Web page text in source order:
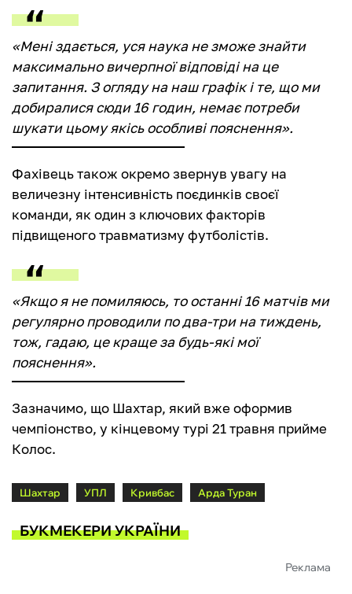
«Мені здається, уся наука не зможе знайти
максимально вичерпної відповіді на це
запитання. З огляду на наш графік і те, що ми
добиралися сюди 16 годин, немає потреби
шукати цьому якісь особливі пояснення».
Фахівець також окремо звернув увагу на
величезну інтенсивність поєдинків своєї
команди, як один з ключових факторів
підвищеного травматизму футболістів.
«Якщо я не помиляюсь, то останні 16 матчів ми
регулярно проводили по два-три на тиждень,
тож, гадаю, це краще за будь-які мої
пояснення».
Зазначимо, що Шахтар, який вже оформив
чемпіонство, у кінцевому турі 21 травня прийме
Колос.
Шахтар УПЛ Кривбас Арда Туран
БУКМЕКЕРИ УКРАЇНИ
Реклама